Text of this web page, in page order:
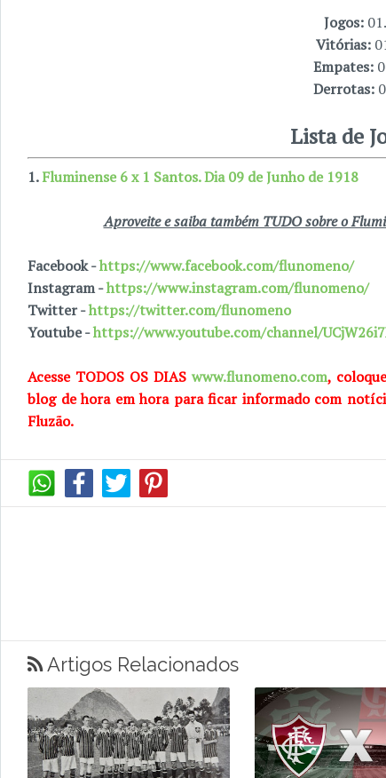
Jogos: 01.
Vitórias:
Empates:
Derrotas:
Lista de
1.Fluminense 6 x 1 Santos. Dia 09 de Junho de 1918
Aproveite e saiba também TUDO sobre o
Facebook -https://www.facebook.com/flunomeno/
Instagram -https://www.instagram.com/flunomeno/
Twitter -https://twitter.com/flunomeno
Youtube -https://www.youtube.com/channel/
Acesse TODOS OS DIAS www.flunomeno.com,
blog de hora em hora para ficar informado com
Fluzão.
Artigos Relacionados